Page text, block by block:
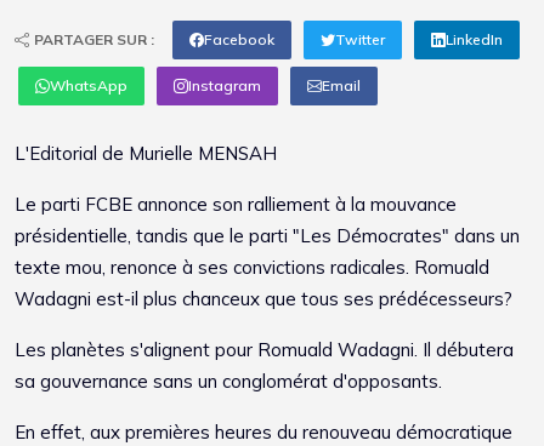
PARTAGER SUR : Facebook Twitter LinkedIn
WhatsApp Instagram Email
L'Editorial de Murielle MENSAH
Le parti FCBE annonce son ralliement à la mouvance
présidentielle, tandis que le parti "Les Démocrates" dans un
texte mou, renonce à ses convictions radicales. Romuald
Wadagni est-il plus chanceux que tous ses prédécesseurs?
Les planètes s'alignent pour Romuald Wadagni. Il débutera
sa gouvernance sans un conglomérat d'opposants.
En effet, aux premières heures du renouveau démocratique